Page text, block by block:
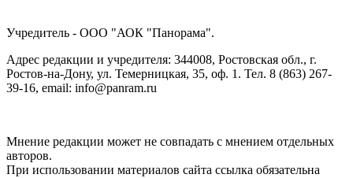
Учредитель - ООО "АОК "Панорама".
Адрес редакции и учредителя: 344008, Ростовская обл., г.
Ростов-на-Дону, ул. Темерницкая, 35, оф. 1. Тел. 8 (863) 267-
39-16, email: info@panram.ru
Мнение редакции может не совпадать с мнением отдельных
авторов.
При использовании материалов сайта ссылка обязательна